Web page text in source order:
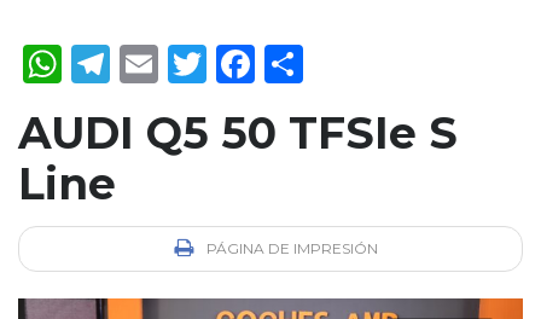
WhatsApp
Telegram
EmailTwitterFacebook
AUDI Q5 50 TFSIe S
Line
PÁGINA DE IMPRESIÓN